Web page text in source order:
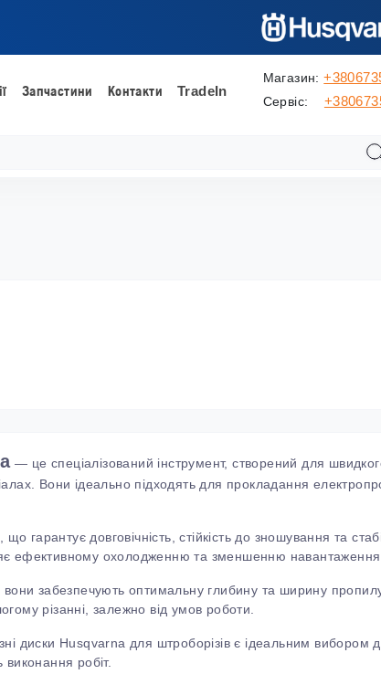
Запчастини Контакти TradeIn
Магазин:
Сервіс:
— це спеціалізований інструмент, створений для
Вони ідеально підходять для прокладання
довговічність, стійкість до зношування та
ефективному охолодженню та зменшенню навантаження
забезпечують оптимальну глибину та ширину
різанні, залежно від умов роботи.
диски Husqvarna для штроборізів є ідеальним вибором
виконання робіт.